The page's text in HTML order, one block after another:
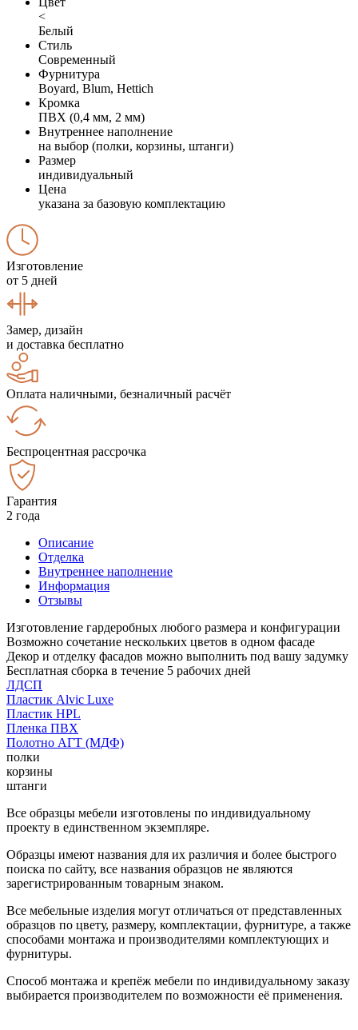
<
Белый
Стиль
Современный
Фурнитура
Boyard, Blum, Hettich
Кромка
ПВХ (0,4 мм, 2 мм)
Внутреннее наполнение
на выбор (полки, корзины, штанги)
Размер
индивидуальный
Цена
указана за базовую комплектацию
Изготовление
от 5 дней
Замер, дизайн
и доставка бесплатно
Оплата наличными, безналичный расчёт
Беспроцентная рассрочка
Гарантия
2 года
Описание
Отделка
Внутреннее наполнение
Информация
Отзывы
Изготовление гардеробных любого размера и конфигурации
Возможно сочетание нескольких цветов в одном фасаде
Декор и отделку фасадов можно выполнить под вашу задумку
Бесплатная сборка в течение 5 рабочих дней
ЛДСП
Пластик Alvic Luxe
Пластик HPL
Пленка ПВХ
Полотно АГТ (МДФ)
полки
корзины
штанги
Все образцы мебели изготовлены по индивидуальному
проекту в единственном экземпляре.
Образцы имеют названия для их различия и более быстрого
поиска по сайту, все названия образцов не являются
зарегистрированным товарным знаком.
Все мебельные изделия могут отличаться от представленных
образцов по цвету, размеру, комплектации, фурнитуре, а также
способами монтажа и производителями комплектующих и
фурнитуры.
Способ монтажа и крепёж мебели по индивидуальному заказу
выбирается производителем по возможности её применения.